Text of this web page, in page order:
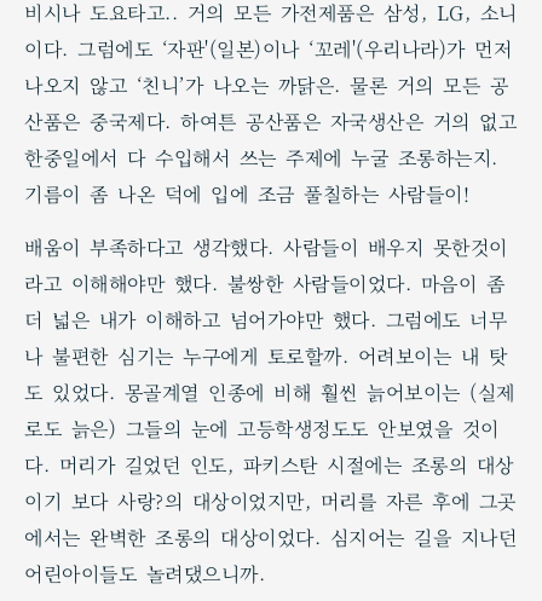
비시나 도요타고.. 거의 모든 가전제품은 삼성, LG, 소니
이다. 그럼에도 ‘자판'(일본)이나 ‘꼬레'(우리나라)가 먼저
나오지 않고 ‘친니’가 나오는 까닭은. 물론 거의 모든 공
산품은 중국제다. 하여튼 공산품은 자국생산은 거의 없고
한중일에서 다 수입해서 쓰는 주제에 누굴 조롱하는지.
기름이 좀 나온 덕에 입에 조금 풀칠하는 사람들이!
배움이 부족하다고 생각했다. 사람들이 배우지 못한것이
라고 이해해야만 했다. 불쌍한 사람들이었다. 마음이 좀
더 넓은 내가 이해하고 넘어가야만 했다. 그럼에도 너무
나 불편한 심기는 누구에게 토로할까. 어려보이는 내 탓
도 있었다. 몽골계열 인종에 비해 훨씬 늙어보이는 (실제
로도 늙은) 그들의 눈에 고등학생정도도 안보였을 것이
다. 머리가 길었던 인도, 파키스탄 시절에는 조롱의 대상
이기 보다 사랑?의 대상이었지만, 머리를 자른 후에 그곳
에서는 완벽한 조롱의 대상이었다. 심지어는 길을 지나던
어린아이들도 놀려댔으니까.